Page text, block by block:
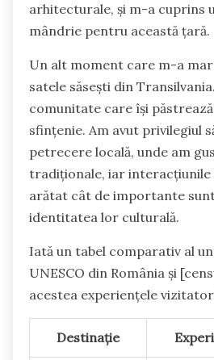
arhitecturale, și m-a cuprins
mândrie pentru această țară.
Un alt moment care m-a
satele săsești din
comunitate care își
sfințenie. Am avut privilegiul
petrecere locală, unde am
tradiționale, iar interacțiunile
arătat cât de importante
identitatea lor culturală.
Iată un tabel comparativ al
UNESCO din România și
acestea experiențele
Destinație